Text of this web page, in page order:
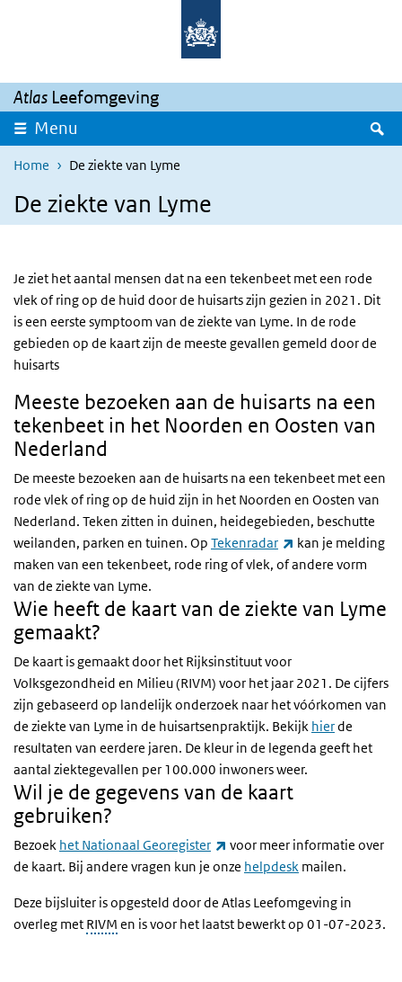
Overslaan en naar de inhoud gaan
Atlas Leefomgeving
Menu
Home De ziekte van Lyme
De ziekte van Lyme
Je ziet het aantal mensen dat na een tekenbeet met een rode
vlek of ring op de huid door de huisarts zijn gezien in 2021. Dit
is een eerste symptoom van de ziekte van Lyme. In de rode
gebieden op de kaart zijn de meeste gevallen gemeld door de
huisarts
Meeste bezoeken aan de huisarts na een
tekenbeet in het Noorden en Oosten van
Nederland
De meeste bezoeken aan de huisarts na een tekenbeet met een
rode vlek of ring op de huid zijn in het Noorden en Oosten van
Nederland. Teken zitten in duinen, heidegebieden, beschutte
weilanden, parken en tuinen. Op Tekenradar (externe link)
kan je melding
maken van een tekenbeet, rode ring of vlek, of andere vorm
van de ziekte van Lyme.
Wie heeft de kaart van de ziekte van Lyme
gemaakt?
De kaart is gemaakt door het Rijksinstituut voor
Volksgezondheid en Milieu (RIVM) voor het jaar 2021. De cijfers
zijn gebaseerd op landelijk onderzoek naar het vóórkomen van
de ziekte van Lyme in de huisartsenpraktijk. Bekijk hierde
resultaten van eerdere jaren. De kleur in de legenda geeft het
aantal ziektegevallen per 100.000 inwoners weer.
Wil je de gegevens van de kaart
gebruiken?
Bezoek het Nationaal Georegister (externe link)
voor meer informatie over
de kaart. Bij andere vragen kun je onze helpdesk mailen.
Deze bijsluiter is opgesteld door de Atlas Leefomgeving in
overleg met RIVM en is voor het laatst bewerkt op 01-07-2023.